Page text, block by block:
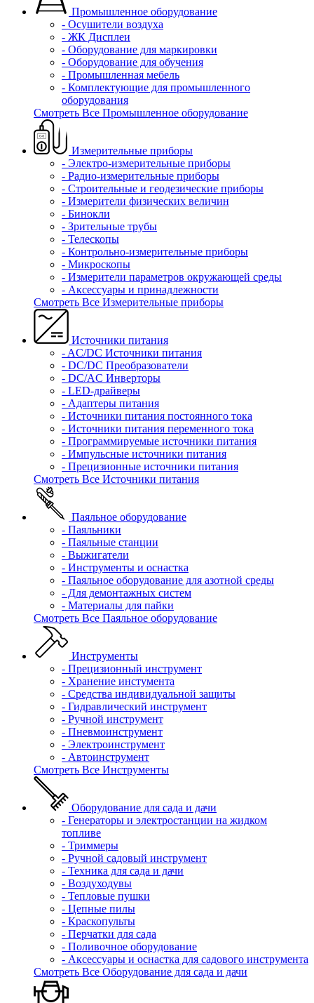
Промышленное оборудование
- Осушители воздуха
- ЖК Дисплеи
- Оборудование для маркировки
- Оборудование для обучения
- Промышленная мебель
- Комплектующие для промышленного
оборудования
Смотреть Все Промышленное оборудование
Измерительные приборы
- Электро-измерительные приборы
- Радио-измерительные приборы
- Строительные и геодезические приборы
- Измерители физических величин
- Бинокли
- Зрительные трубы
- Телескопы
- Контрольно-измерительные приборы
- Микроскопы
- Измерители параметров окружающей среды
- Аксессуары и принадлежности
Смотреть Все Измерительные приборы
Источники питания
- AC/DC Источники питания
- DC/DC Преобразователи
- DC/AC Инверторы
- LED-драйверы
- Адаптеры питания
- Источники питания постоянного тока
- Источники питания переменного тока
- Программируемые источники питания
- Импульсные источники питания
- Прецизионные источники питания
Смотреть Все Источники питания
Паяльное оборудование
- Паяльники
- Паяльные станции
- Выжигатели
- Инструменты и оснастка
- Паяльное оборудование для азотной среды
- Для демонтажных систем
- Материалы для пайки
Смотреть Все Паяльное оборудование
Инструменты
- Прецизионный инструмент
- Хранение инстумента
- Средства индивидуальной защиты
- Гидравлический инструмент
- Ручной инструмент
- Пневмоинструмент
- Электроинструмент
- Автоинструмент
Смотреть Все Инструменты
Оборудование для сада и дачи
- Генераторы и электростанции на жидком
топливе
- Триммеры
- Ручной садовый инструмент
- Техника для сада и дачи
- Воздуходувы
- Тепловые пушки
- Цепные пилы
- Краскопульты
- Перчатки для сада
- Поливочное оборудование
- Аксессуары и оснастка для садового инструмента
Смотреть Все Оборудование для сада и дачи